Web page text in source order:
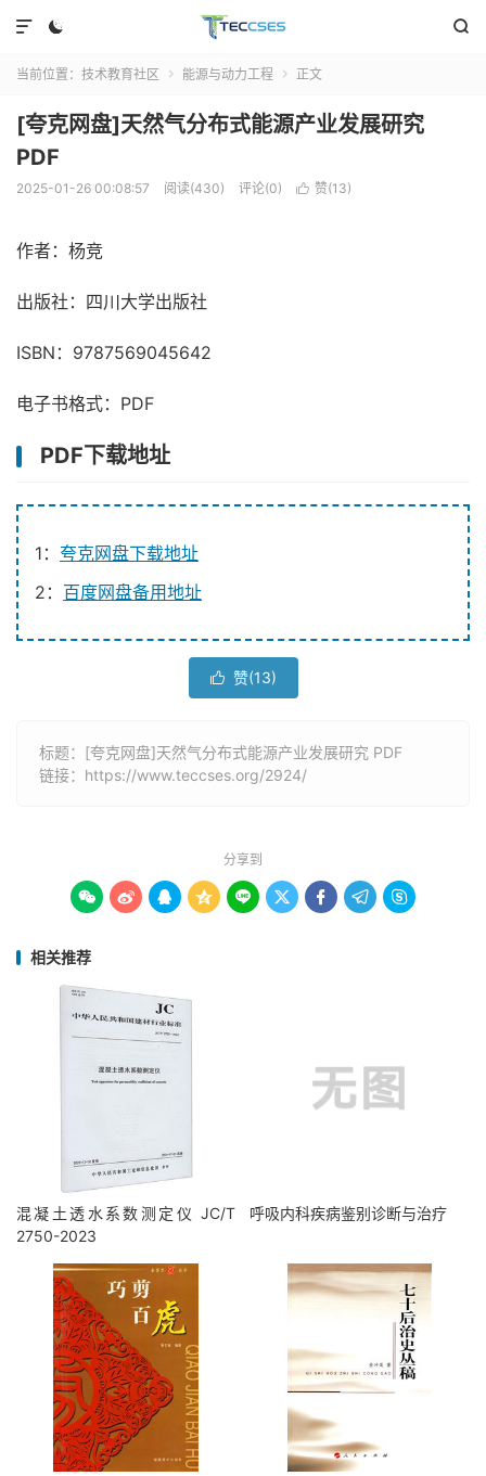
 

当前位置： 技术教育社区  能源与动力工程  正文
[夸克网盘]天然气分布式能源产业发展研究
PDF
2025-01-26 00:08:57 阅读(430) 评论(0)  赞(13)
作者：杨竞
出版社：四川大学出版社
ISBN：9787569045642
电子书格式：PDF
PDF下载地址
1： 夸克网盘下载地址
2： 百度网盘备用地址
 赞(13)
标题：[夸克网盘]天然气分布式能源产业发展研究 PDF
链接： https://www.teccses.org/2924/
分享到
        
相关推荐
混凝土透水系数测定仪 JC/T
2750-2023
呼吸内科疾病鉴别诊断与治疗